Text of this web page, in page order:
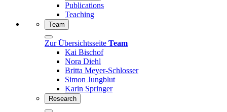
Publications
Teaching
Team
Zur Übersichtsseite Team
Kai Bischof
Nora Diehl
Britta Meyer-Schlosser
Simon Jungblut
Karin Springer
Research